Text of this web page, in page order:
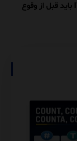
۱۰ داشبورد حیاتی Splunk که هر مدیر IT باید قبل از وقوع